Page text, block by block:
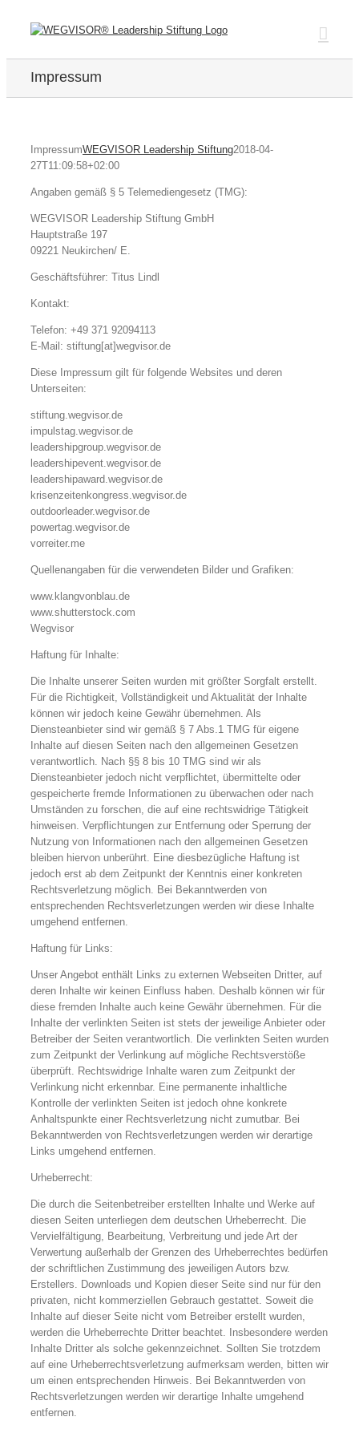
Impressum
ImpressumWEGVISOR Leadership Stiftung2018-04-
27T11:09:58+02:00
Angaben gemäß § 5 Telemediengesetz (TMG):
WEGVISOR Leadership Stiftung GmbH
Hauptstraße 197
09221 Neukirchen/ E.
Geschäftsführer: Titus Lindl
Kontakt:
Telefon: +49 371 92094113
E-Mail: stiftung[at]wegvisor.de
Diese Impressum gilt für folgende Websites und deren
Unterseiten:
stiftung.wegvisor.de
impulstag.wegvisor.de
leadershipgroup.wegvisor.de
leadershipevent.wegvisor.de
leadershipaward.wegvisor.de
krisenzeitenkongress.wegvisor.de
outdoorleader.wegvisor.de
powertag.wegvisor.de
vorreiter.me
Quellenangaben für die verwendeten Bilder und Grafiken:
www.klangvonblau.de
www.shutterstock.com
Wegvisor
Haftung für Inhalte:
Die Inhalte unserer Seiten wurden mit größter Sorgfalt erstellt.
Für die Richtigkeit, Vollständigkeit und Aktualität der Inhalte
können wir jedoch keine Gewähr übernehmen. Als
Diensteanbieter sind wir gemäß § 7 Abs.1 TMG für eigene
Inhalte auf diesen Seiten nach den allgemeinen Gesetzen
verantwortlich. Nach §§ 8 bis 10 TMG sind wir als
Diensteanbieter jedoch nicht verpflichtet, übermittelte oder
gespeicherte fremde Informationen zu überwachen oder nach
Umständen zu forschen, die auf eine rechtswidrige Tätigkeit
hinweisen. Verpflichtungen zur Entfernung oder Sperrung der
Nutzung von Informationen nach den allgemeinen Gesetzen
bleiben hiervon unberührt. Eine diesbezügliche Haftung ist
jedoch erst ab dem Zeitpunkt der Kenntnis einer konkreten
Rechtsverletzung möglich. Bei Bekanntwerden von
entsprechenden Rechtsverletzungen werden wir diese Inhalte
umgehend entfernen.
Haftung für Links:
Unser Angebot enthält Links zu externen Webseiten Dritter, auf
deren Inhalte wir keinen Einfluss haben. Deshalb können wir für
diese fremden Inhalte auch keine Gewähr übernehmen. Für die
Inhalte der verlinkten Seiten ist stets der jeweilige Anbieter oder
Betreiber der Seiten verantwortlich. Die verlinkten Seiten wurden
zum Zeitpunkt der Verlinkung auf mögliche Rechtsverstöße
überprüft. Rechtswidrige Inhalte waren zum Zeitpunkt der
Verlinkung nicht erkennbar. Eine permanente inhaltliche
Kontrolle der verlinkten Seiten ist jedoch ohne konkrete
Anhaltspunkte einer Rechtsverletzung nicht zumutbar. Bei
Bekanntwerden von Rechtsverletzungen werden wir derartige
Links umgehend entfernen.
Urheberrecht:
Die durch die Seitenbetreiber erstellten Inhalte und Werke auf
diesen Seiten unterliegen dem deutschen Urheberrecht. Die
Vervielfältigung, Bearbeitung, Verbreitung und jede Art der
Verwertung außerhalb der Grenzen des Urheberrechtes bedürfen
der schriftlichen Zustimmung des jeweiligen Autors bzw.
Erstellers. Downloads und Kopien dieser Seite sind nur für den
privaten, nicht kommerziellen Gebrauch gestattet. Soweit die
Inhalte auf dieser Seite nicht vom Betreiber erstellt wurden,
werden die Urheberrechte Dritter beachtet. Insbesondere werden
Inhalte Dritter als solche gekennzeichnet. Sollten Sie trotzdem
auf eine Urheberrechtsverletzung aufmerksam werden, bitten wir
um einen entsprechenden Hinweis. Bei Bekanntwerden von
Rechtsverletzungen werden wir derartige Inhalte umgehend
entfernen.